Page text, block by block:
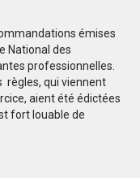
émises
National des
professionnelles.
règles, qui viennent
aient été édictées
fort louable de